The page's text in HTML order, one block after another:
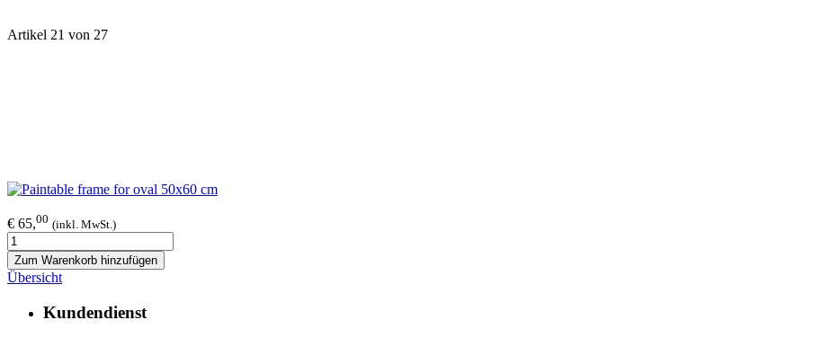
Artikel 21 von 27
€ 65,00 (inkl. MwSt.)
Zum Warenkorb hinzufügen
Übersicht
Kundendienst